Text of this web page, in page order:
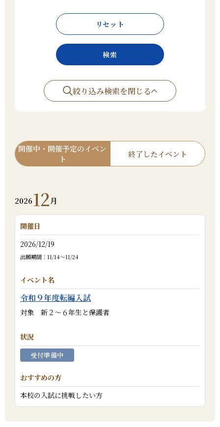
リセット
検索
絞り込み検索を閉じる
開催中・開催予定のイベン
ト
終了したイベント
202612月
2026/12/19
出願期間：11/14～11/24
令和９年度転編入試
対象 新２～６年生と保護者
受付準備中
本校の入試に挑戦したい方